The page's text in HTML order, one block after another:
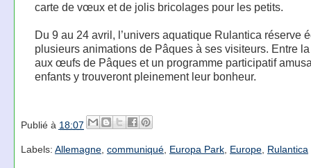
carte de vœux et de jolis bricolages pour les petits.
Du 9 au 24 avril, l’univers aquatique Rulantica réserve
plusieurs animations de Pâques à ses visiteurs. Entre
aux œufs de Pâques et un programme participatif
enfants y trouveront pleinement leur bonheur.
Publié à 18:07
Labels: Allemagne, communiqué, Europa Park, Europe, Rulantica